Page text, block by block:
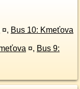
¤, Bus 10: Kmeťova
Lanovka = > Kmeťova ¤, Bus 9: